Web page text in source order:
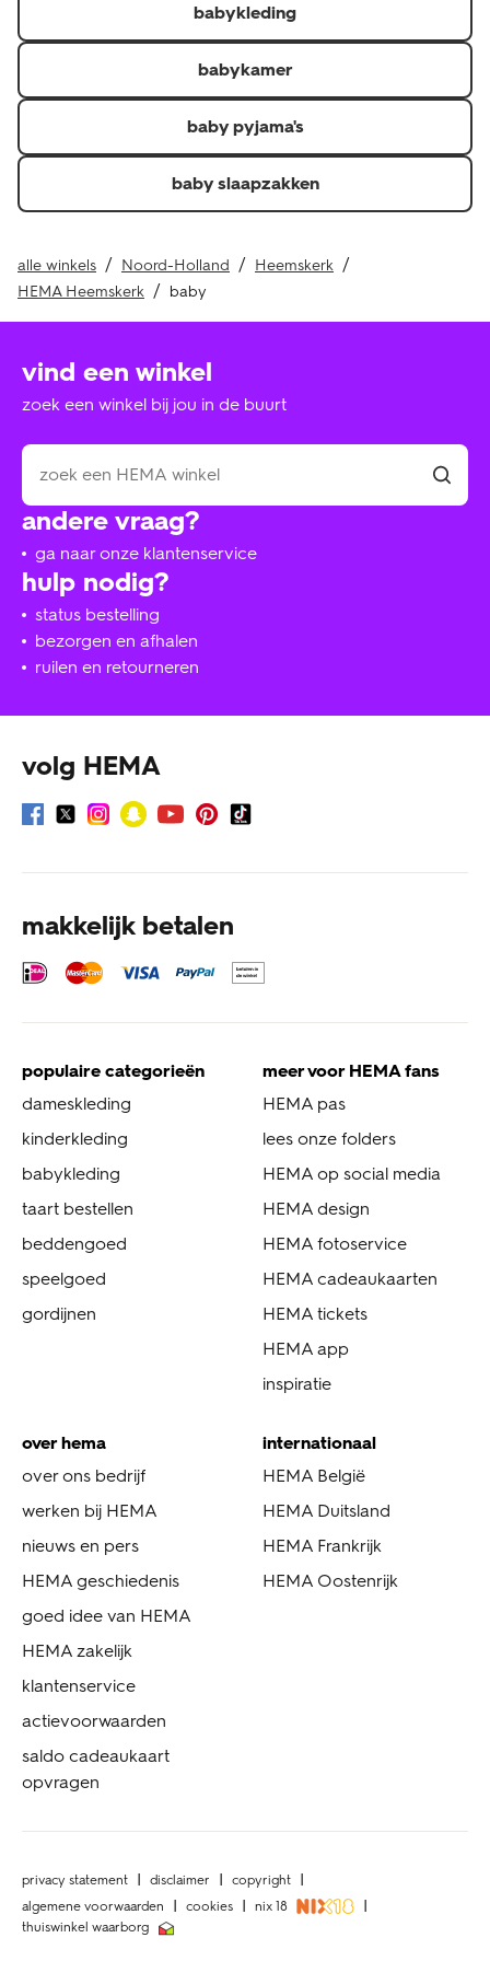
Je kunt de factuur, pakbon of QR-code voor een
thuislevering en kassabon of QR-code voor in de winkel
afgehaalde of gekochte producten laten zien.\r
Je hebt het artikel minder dan 30 dagen geleden
Retourneer je de hele bestelling? Dan krijg je je
verzendkosten of verwerkingskosten ook terug als je
babykleding
babykamer
baby pyjama's
baby slaapzakken
alle winkels Noord-Holland
Heemskerk
HEMA Heemskerk
baby
hulp nodig?
status bestelling
bezorgen en afhalen
ruilen en retourneren
andere vraag?
ga naar onze klantenservice
vind een winkel
zoek een winkel bij jou in de buurt
volg HEMA
makkelijk betalen
populaire categorieën
dameskleding
kinderkleding
babykleding
taart bestellen
beddengoed
speelgoed
gordijnen
meer voor HEMA fans
HEMA pas
lees onze folders
HEMA op social media
HEMA design
HEMA fotoservice
HEMA cadeaukaarten
HEMA tickets
HEMA app
inspiratie
over hema
over ons bedrijf
werken bij HEMA
nieuws en pers
HEMA geschiedenis
goed idee van HEMA
HEMA zakelijk
klantenservice
actievoorwaarden
saldo cadeaukaart
opvragen
internationaal
HEMA België
HEMA Duitsland
HEMA Frankrijk
HEMA Oostenrijk
privacy statement disclaimer
copyright
algemene voorwaarden
cookies
nix 18
thuiswinkel waarborg